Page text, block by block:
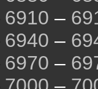
6910 –
6940 –
6970 –